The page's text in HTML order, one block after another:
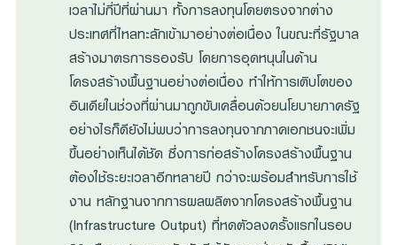
เวลาไม่กี่ปีที่ผ่านมา ทั้งการลงทุนโดยตรงจากต่าง
ประเทศที่ไหลทะลักเข้ามาอย่างต่อเนื่อง ในขณะที่รัฐบาล
สร้างมาตรการรองรับ โดยการอุดหนุนในด้าน
โครงสร้างพื้นฐานอย่างต่อเนื่อง ทำให้การเติบโตของ
อินเดียในช่วงที่ผ่านมาถูกขับเคลื่อนด้วยนโยบายภาครัฐ
อย่างไรก็ดียังไม่พบว่าการลงทุนจากภาคเอกชนจะเพิ่ม
ขึ้นอย่างเห็นได้ชัด ซึ่งการก่อสร้างโครงสร้างพื้นฐาน
ต้องใช้ระยะเวลาอีกหลายปี กว่าจะพร้อมสำหรับการใช้
งาน หลักฐานจากการผลผลิตจากโครงสร้างพื้นฐาน
(Infrastructure Output) ที่หดตัวลงครั้งแรกในรอบ